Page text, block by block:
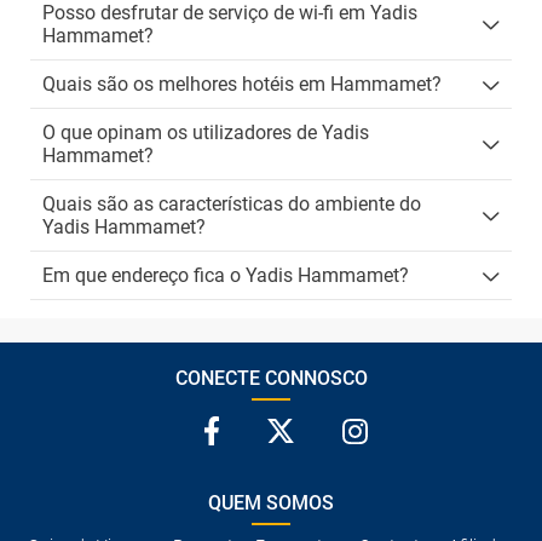
Posso desfrutar de serviço de wi-fi em Yadis
Hammamet?
Quais são os melhores hotéis em Hammamet?
O que opinam os utilizadores de Yadis
Hammamet?
Quais são as características do ambiente do
Yadis Hammamet?
Em que endereço fica o Yadis Hammamet?
CONECTE CONNOSCO
QUEM SOMOS